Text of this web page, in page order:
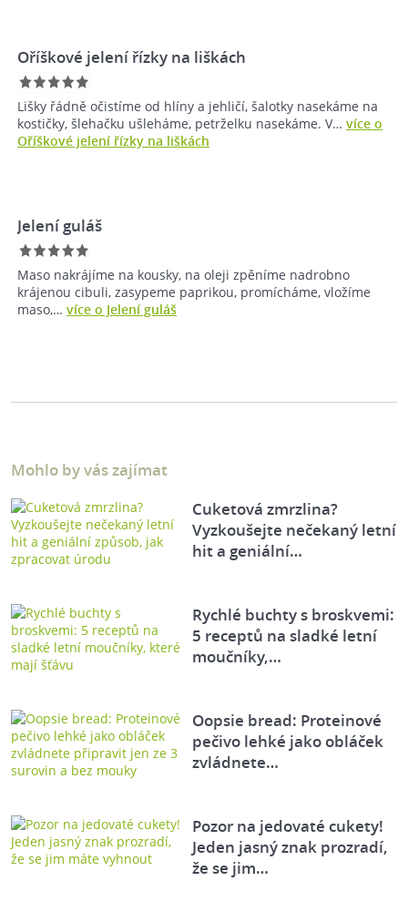
Oříškové jelení řízky na liškách
Lišky řádně očistíme od hlíny a jehličí, šalotky nasekáme na
kostičky, šlehačku ušleháme, petrželku nasekáme. V… více o
Oříškové jelení řízky na liškách
Jelení guláš
Maso nakrájíme na kousky, na oleji zpěníme nadrobno
krájenou cibuli, zasypeme paprikou, promícháme, vložíme
maso,… více o Jelení guláš
Mohlo by vás zajímat
Cuketová zmrzlina?
Vyzkoušejte nečekaný letní
hit a geniální…
Rychlé buchty s broskvemi:
5 receptů na sladké letní
moučníky,…
Oopsie bread: Proteinové
pečivo lehké jako obláček
zvládnete…
Pozor na jedovaté cukety!
Jeden jasný znak prozradí,
že se jim…